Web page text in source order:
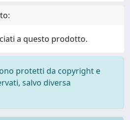
a questo prodotto.
protetti da copyright e
salvo diversa